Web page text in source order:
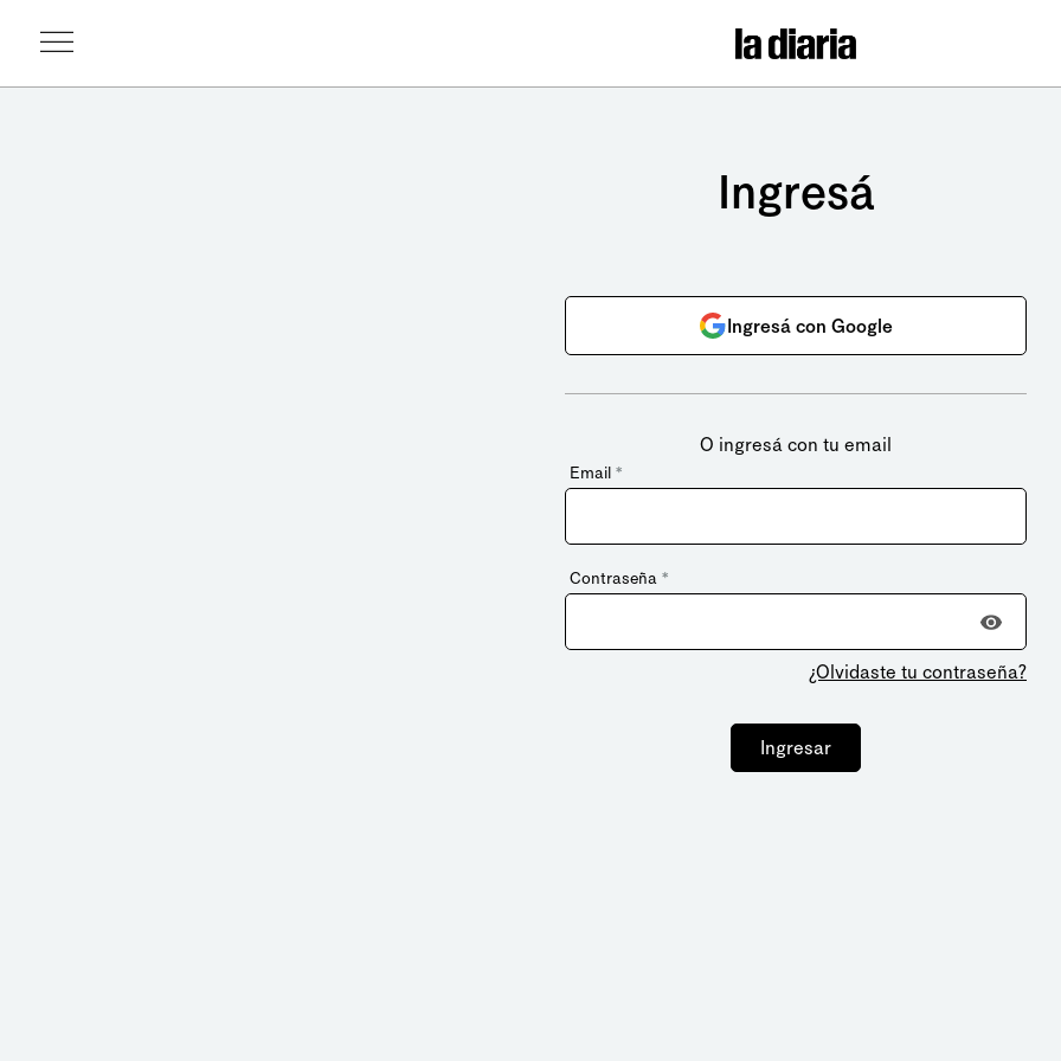
Ingresá
Ingresá con Google
O ingresá con tu email
Email *
Contraseña *
¿Olvidaste tu contraseña?
Ingresar